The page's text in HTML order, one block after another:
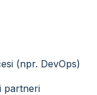
(npr. DevOps)
partneri